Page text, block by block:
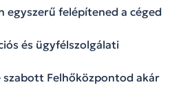
egyszerű felépítened a céged
és ügyfélszolgálati
Felhőközpontod akár